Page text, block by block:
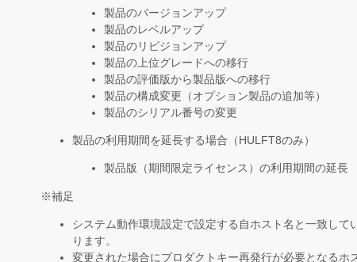
製品のバージョンアップ
製品のレベルアップ
製品のリビジョンアップ
製品の上位グレードへの移行
製品の評価版から製品版への移行
製品の構成変更（オプション製品の追加等）
製品のシリアル番号の変更
製品の利用期間を延長する場合（HULFT8のみ）
製品版（期間限定ライセンス）の利用期間の延長
※補足
システム動作環境設定で設定する自ホスト名と一致して
ります。
変更された場合にプロダクトキー再発行が必要となるホ